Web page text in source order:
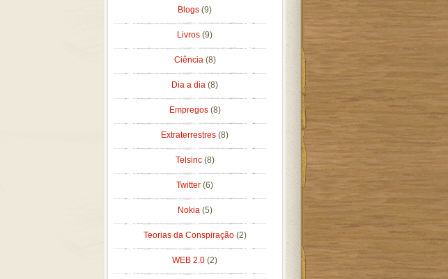
Blogs (9)
Livros (9)
Ciência (8)
Dia a dia (8)
Empregos (8)
Extraterrestres (8)
Telsinc (8)
Twitter (6)
Nokia (5)
Teorias da Conspiração (2)
WEB 2.0 (2)